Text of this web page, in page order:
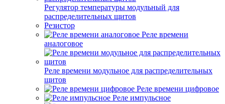
Регулятор температуры модульный для
распределительных щитов
Резистор
Реле времени
аналоговое
Реле времени модульное для распределительных
щитов
Реле времени цифровое
Реле импульсное